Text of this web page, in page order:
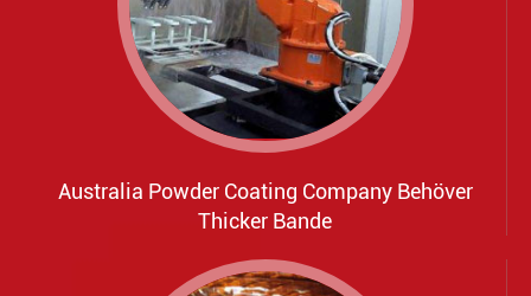
Australia Powder Coating Company Behöver
Thicker Bande